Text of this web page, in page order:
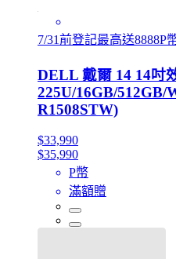
7/31前登記最高送8888P
DELL 戴爾 14 14吋
225U/16GB/512GB/
R1508STW)
$33,990
$35,990
P幣
滿額贈